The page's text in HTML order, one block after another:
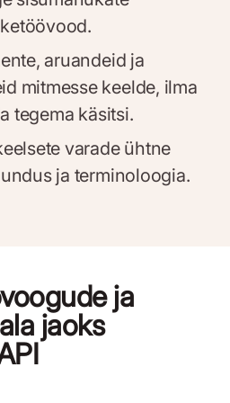
aruandeid ja
mitmesse keelde, ilma
tegema käsitsi.
varade ühtne
ja terminoloogia.
ja
jaoks